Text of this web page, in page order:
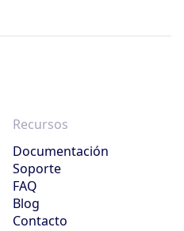
Recursos
Documentación
Soporte
FAQ
Blog
Contacto